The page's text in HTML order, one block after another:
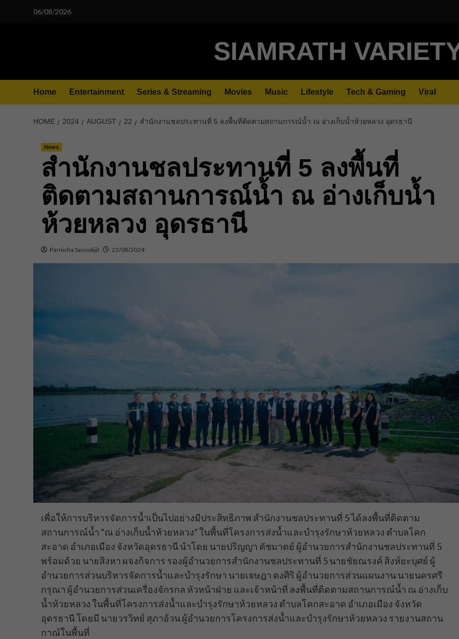
06/08/2026
SIAMRATH
Home Entertainment Series & Streaming Movies Music Lifestyle Tech & Gaming Viral
HOME 2024 AUGUST 22 สำนักงานชลประทานที่ 5 ลงพื้นที่ติดตามสถานการณ์น้ำ ณ อ่างเก็บน้ำห้วยหลวง อุดรธานี
News
สำนักงานชลประทานที่ 5 ลงพื้นที่
ติดตามสถานการณ์น้ำ ณ อ่างเก็บน้ำ
ห้วยหลวง อุดรธานี
Parnicha Sasookjit 22/08/2024
เพื่อให้การบริหารจัดการน้ำเป็นไปอย่างมีประสิทธิภาพ สำนักงานชลประทานที่ 5 ได้ลงพื้นที่ติดตาม
สถานการณ์น้ำ “ณ อ่างเก็บน้ำห้วยหลวง” ในพื้นที่โครงการส่งน้ำและบำรุงรักษาห้วยหลวง ตำบลโคก
สะอาด อำเภอเมือง จังหวัดอุดรธานี นำโดย นายปริญญา คัชมาตย์ ผู้อำนวยการสำนักงานชลประทานที่ 5
พร้อมด้วย นายสิงหา ผจงกิจการ รองผู้อำนวยการสำนักงานชลประทานที่ 5 นายชัยณรงค์ สิงห์ยะบุศย์ ผู้
อำนวยการส่วนบริหารจัดการน้ำและบำรุงรักษา นายเจษฎา ตงศิริ ผู้อำนวยการส่วนแผนงาน นายนครศรี
กรุณา ผู้อำนวยการส่วนเครื่องจักรกล หัวหน้าฝ่าย และเจ้าหน้าที่ ลงพื้นที่ติดตามสถานการณ์น้ำ ณ อ่างเก็บ
น้ำห้วยหลวง ในพื้นที่โครงการส่งน้ำและบำรุงรักษาห้วยหลวง ตำบลโคกสะอาด อำเภอเมือง จังหวัด
อุดรธานี โดยมี นายวรวิทย์ สุภาอ้วน ผู้อำนวยการโครงการส่งน้ำและบำรุงรักษาห้วยหลวง รายงานสถาน
กาณ์ในพื้นที่